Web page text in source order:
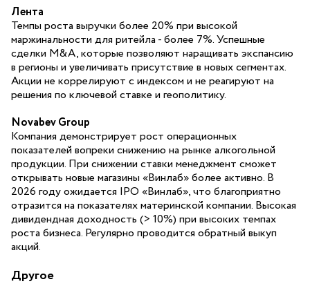
Лента
Темпы роста выручки более 20% при высокой
маржинальности для ритейла - более 7%. Успешные
сделки M&A, которые позволяют наращивать экспансию
в регионы и увеличивать присутствие в новых сегментах.
Акции не коррелируют с индексом и не реагируют на
решения по ключевой ставке и геополитику.
Novabev Group
Компания демонстрирует рост операционных
показателей вопреки снижению на рынке алкогольной
продукции. При снижении ставки менеджмент сможет
открывать новые магазины «Винлаб» более активно. В
2026 году ожидается ІРО «Винлаб», что благоприятно
отразится на показателях материнской компании. Высокая
дивидендная доходность (> 10%) при высоких темпах
роста бизнеса. Регулярно проводится обратный выкуп
акций.
Другое